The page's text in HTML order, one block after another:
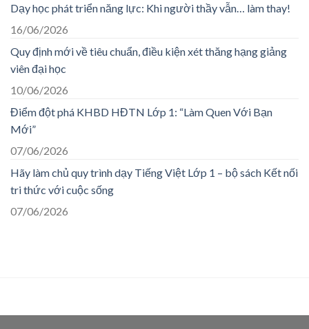
Dạy học phát triển năng lực: Khi người thầy vẫn… làm thay!
16/06/2026
Quy định mới về tiêu chuẩn, điều kiện xét thăng hạng giảng
viên đại học
10/06/2026
Điểm đột phá KHBD HĐTN Lớp 1: “Làm Quen Với Bạn
Mới”
07/06/2026
Hãy làm chủ quy trình dạy Tiếng Việt Lớp 1 – bộ sách Kết nối
tri thức với cuộc sống
07/06/2026